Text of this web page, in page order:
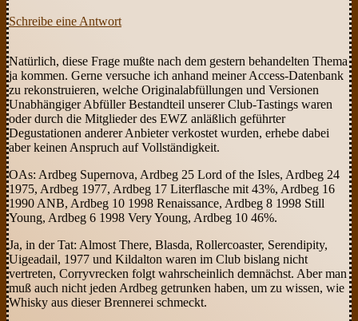
Schreibe eine Antwort
Natürlich, diese Frage mußte nach dem gestern behandelten Thema
ja kommen. Gerne versuche ich anhand meiner Access-Datenbank
zu rekonstruieren, welche Originalabfüllungen und Versionen
Unabhängiger Abfüller Bestandteil unserer Club-Tastings waren
oder durch die Mitglieder des EWZ anläßlich geführter
Degustationen anderer Anbieter verkostet wurden, erhebe dabei
aber keinen Anspruch auf Vollständigkeit.
OAs: Ardbeg Supernova, Ardbeg 25 Lord of the Isles, Ardbeg 24
1975, Ardbeg 1977, Ardbeg 17 Literflasche mit 43%, Ardbeg 16
1990 ANB, Ardbeg 10 1998 Renaissance, Ardbeg 8 1998 Still
Young, Ardbeg 6 1998 Very Young, Ardbeg 10 46%.
Ja, in der Tat: Almost There, Blasda, Rollercoaster, Serendipity,
Uigeadail, 1977 und Kildalton waren im Club bislang nicht
vertreten, Corryvrecken folgt wahrscheinlich demnächst. Aber man
muß auch nicht jeden Ardbeg getrunken haben, um zu wissen, wie
Whisky aus dieser Brennerei schmeckt.